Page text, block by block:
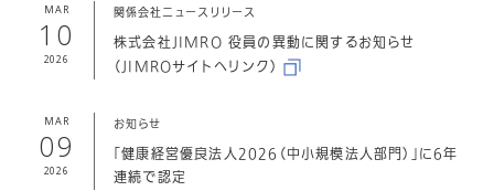
MAR
10
2026
関係会社ニュースリリース
株式会社JIMRO 役員の異動に関するお知らせ
（JIMROサイトへリンク）
MAR
09
2026
お知らせ
「健康経営優良法人2026（中小規模法人部門）」に6年
連続で認定